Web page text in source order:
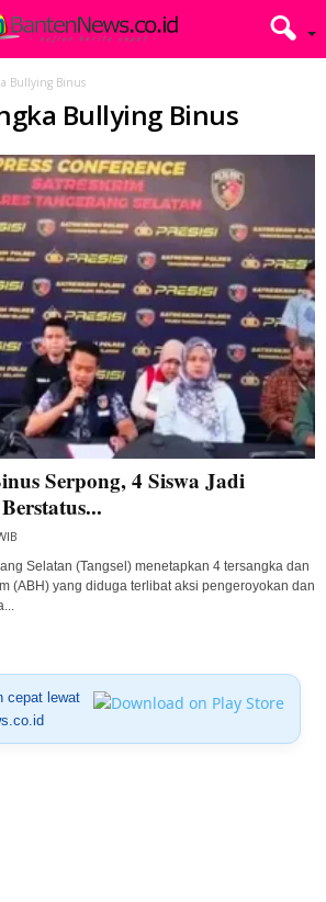
Bullying Binus
Bullying Binus
Serpong, 4 Siswa Jadi
Selatan (Tangsel) menetapkan 4 tersangka dan
(ABH) yang diduga terlibat aksi pengeroyokan dan
cepat lewat